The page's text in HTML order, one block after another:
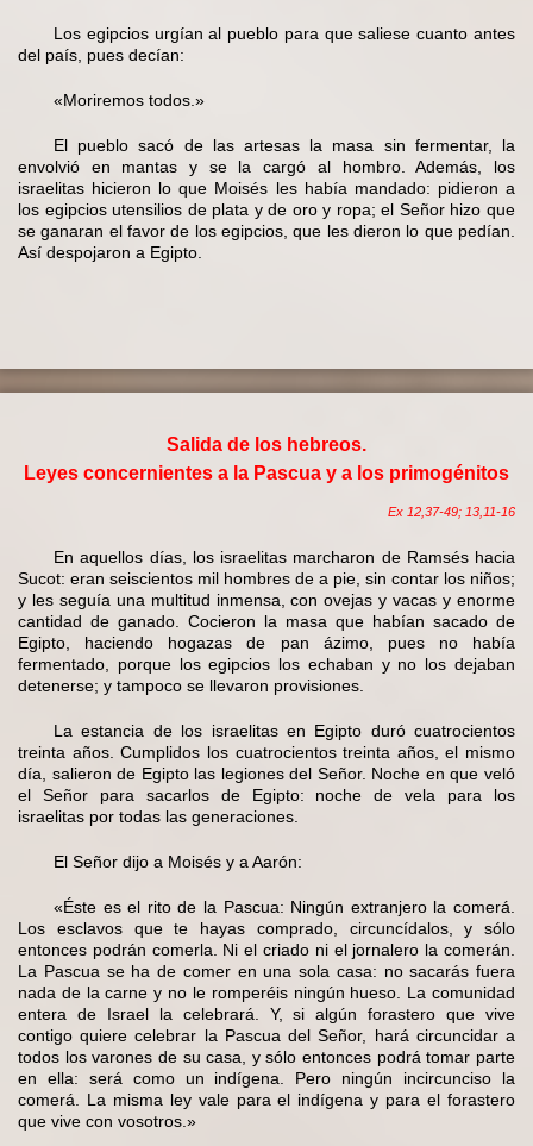
Los egipcios urgían al pueblo para que saliese cuanto antes
del país, pues decían:
«Moriremos todos.»
El pueblo sacó de las artesas la masa sin fermentar, la
envolvió en mantas y se la cargó al hombro. Además, los
israelitas hicieron lo que Moisés les había mandado: pidieron a
los egipcios utensilios de plata y de oro y ropa; el Señor hizo que
se ganaran el favor de los egipcios, que les dieron lo que pedían.
Así despojaron a Egipto.
Salida de los hebreos.
Leyes concernientes a la Pascua y a los primogénitos
Ex 12,37-49; 13,11-16
En aquellos días, los israelitas marcharon de Ramsés hacia
Sucot: eran seiscientos mil hombres de a pie, sin contar los niños;
y les seguía una multitud inmensa, con ovejas y vacas y enorme
cantidad de ganado. Cocieron la masa que habían sacado de
Egipto, haciendo hogazas de pan ázimo, pues no había
fermentado, porque los egipcios los echaban y no los dejaban
detenerse; y tampoco se llevaron provisiones.
La estancia de los israelitas en Egipto duró cuatrocientos
treinta años. Cumplidos los cuatrocientos treinta años, el mismo
día, salieron de Egipto las legiones del Señor. Noche en que veló
el Señor para sacarlos de Egipto: noche de vela para los
israelitas por todas las generaciones.
El Señor dijo a Moisés y a Aarón:
«Éste es el rito de la Pascua: Ningún extranjero la comerá.
Los esclavos que te hayas comprado, circuncídalos, y sólo
entonces podrán comerla. Ni el criado ni el jornalero la comerán.
La Pascua se ha de comer en una sola casa: no sacarás fuera
nada de la carne y no le romperéis ningún hueso. La comunidad
entera de Israel la celebrará. Y, si algún forastero que vive
contigo quiere celebrar la Pascua del Señor, hará circuncidar a
todos los varones de su casa, y sólo entonces podrá tomar parte
en ella: será como un indígena. Pero ningún incircunciso la
comerá. La misma ley vale para el indígena y para el forastero
que vive con vosotros.»